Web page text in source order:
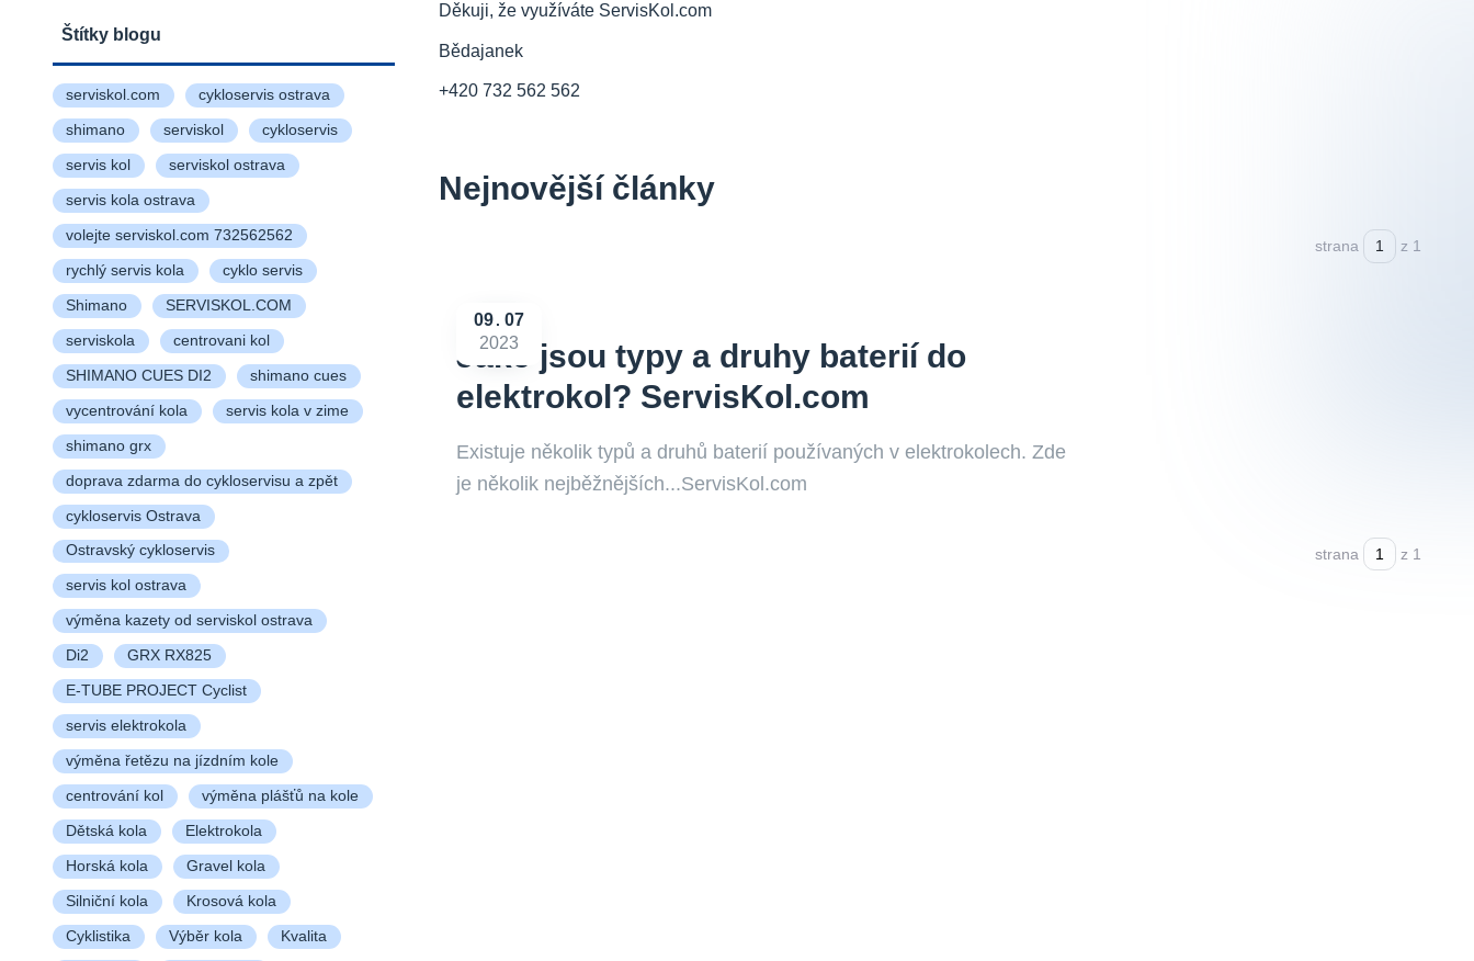
Štítky blogu
serviskol.com cykloservis ostrava
shimano serviskol cykloservis
servis kol serviskol ostrava
servis kola ostrava
volejte serviskol.com 732562562
rychlý servis kola cyklo servis
Shimano SERVISKOL.COM
serviskola centrovani kol
SHIMANO CUES DI2 shimano cues
vycentrování kola servis kola v zime
shimano grx
doprava zdarma do cykloservisu a zpět
cykloservis Ostrava
Ostravský cykloservis
servis kol ostrava
výměna kazety od serviskol ostrava
Di2 GRX RX825
E-TUBE PROJECT Cyclist
servis elektrokola
výměna řetězu na jízdním kole
centrování kol výměna plášťů na kole
Dětská kola Elektrokola
Horská kola Gravel kola
Silniční kola Krosová kola
Cyklistika Výběr kola Kvalita
Děkuji, že využíváte ServisKol.com
Bědajanek
+420 732 562 562
Nejnovější články
strana z 1
Jake jsou typy a druhy baterií do
elektrokol? ServisKol.com
09 07
2023
Existuje několik typů a druhů baterií používaných v elektrokolech. Zde
je několik nejběžnějších...ServisKol.com
strana z 1